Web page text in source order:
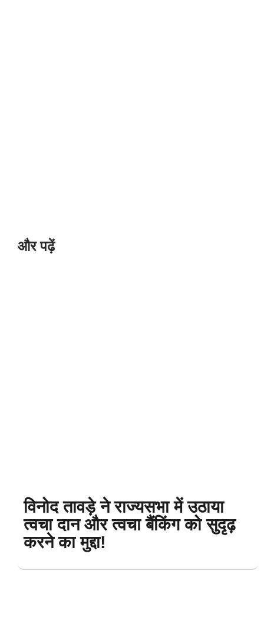
और पढ़ें
विनोद तावड़े ने राज्यसभा में उठाया
त्वचा दान और त्वचा बैंकिंग को सुदृढ़
करने का मुद्दा!